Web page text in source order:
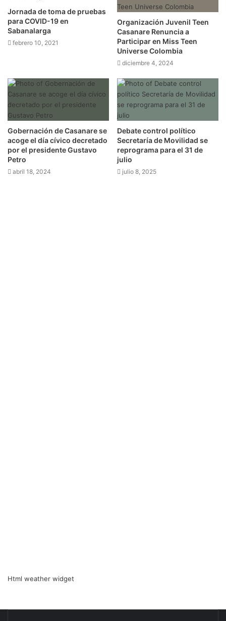
Jornada de toma de pruebas
para COVID-19 en
Sabanalarga
febrero 10, 2021
Organización Juvenil Teen
Casanare Renuncia a
Participar en Miss Teen
Universe Colombia
diciembre 4, 2024
Gobernación de Casanare se
acoge el día cívico decretado
por el presidente Gustavo
Petro
abril 18, 2024
Debate control político
Secretaría de Movilidad se
reprograma para el 31 de
julio
julio 8, 2025
Html weather widget